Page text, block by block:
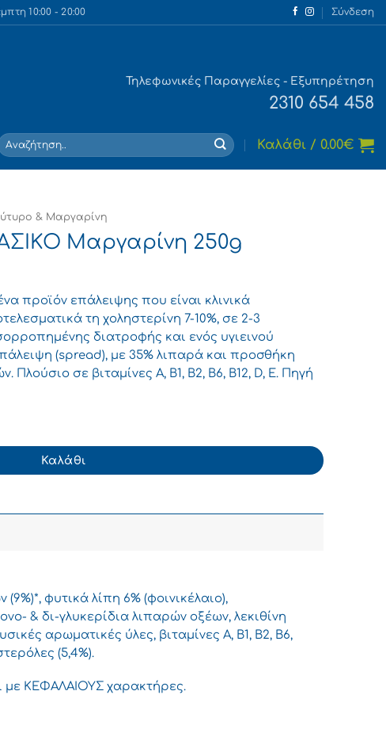
10:00 - 20:00 Σύνδεση
Τηλεφωνικές Παραγγελίες - Εξυπηρέτηση
2310 654 458
Καλάθι / 0.00€
& Μαργαρίνη
Μαργαρίνη 250g
προϊόν επάλειψης που είναι κλινικά
τη χοληστερίνη 7-10%, σε 2-3
διατροφής και ενός υγιεινού
(spread), με 35% λιπαρά και προσθήκη
Πλούσιο σε βιταμίνες Α, Β1, Β2, Β6, Β12, D, E. Πηγή
250g ποσότητα
Καλάθι
φυτικά λίπη 6% (φοινικέλαιο),
& δι-γλυκερίδια λιπαρών οξέων, λεκιθίνη
αρωματικές ύλες, βιταμίνες Α, Β1, Β2, Β6,
(5,4%).
με ΚΕΦΑΛΑΙΟΥΣ χαρακτήρες.